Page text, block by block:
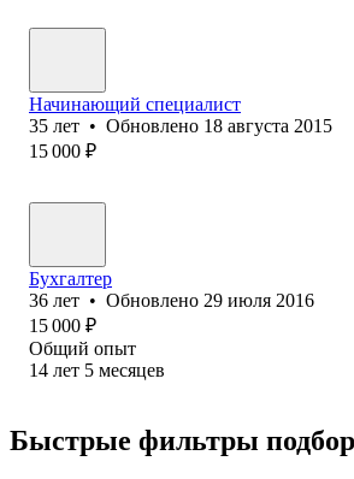
Начинающий специалист
35 лет • Обновлено 18 августа 2015
15 000 ₽
Бухгалтер
36 лет • Обновлено 29 июля 2016
15 000 ₽
Общий опыт
14 лет 5 месяцев
Быстрые фильтры